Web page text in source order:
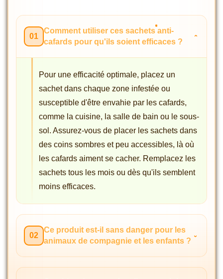
01
Comment utiliser ces sachets anti-
cafards pour qu'ils soient efficaces ?
Pour une efficacité optimale, placez un
sachet dans chaque zone infestée ou
susceptible d'être envahie par les cafards,
comme la cuisine, la salle de bain ou le sous-
sol. Assurez-vous de placer les sachets dans
des coins sombres et peu accessibles, là où
les cafards aiment se cacher. Remplacez les
sachets tous les mois ou dès qu'ils semblent
moins efficaces.
02
Ce produit est-il sans danger pour les
animaux de compagnie et les enfants ?